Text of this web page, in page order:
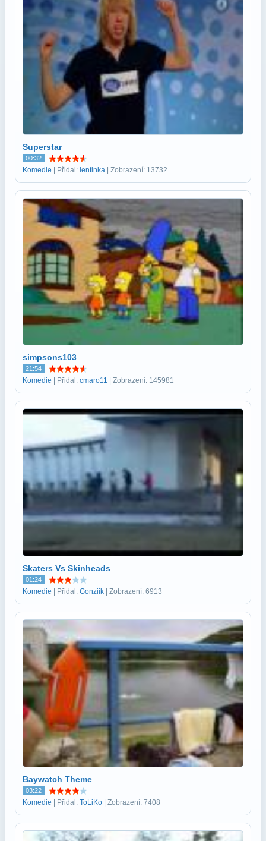
Superstar
00:32
Komedie | Přidal: lentinka | Zobrazení: 13732
simpsons103
21:54
Komedie | Přidal: cmaro11 | Zobrazení: 145981
Skaters Vs Skinheads
01:24
Komedie | Přidal: Gonziik | Zobrazení: 6913
Baywatch Theme
03:22
Komedie | Přidal: ToLiKo | Zobrazení: 7408